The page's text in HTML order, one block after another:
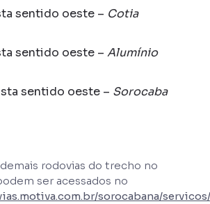
sentido oeste – Cotia
sentido oeste – Alumínio
sentido oeste – Sorocaba
rodovias do trecho no
ser acessados no
sorocabana/